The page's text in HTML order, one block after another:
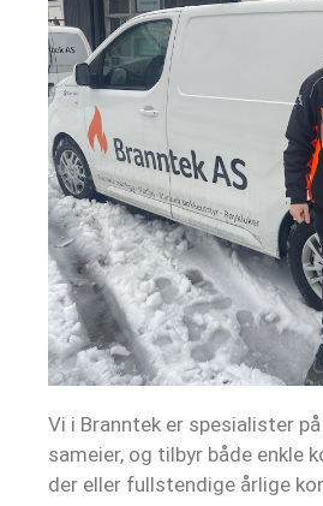
Vi i Branntek er spesialister
sameier, og tilbyr både enkle
der eller fullstendige årlige